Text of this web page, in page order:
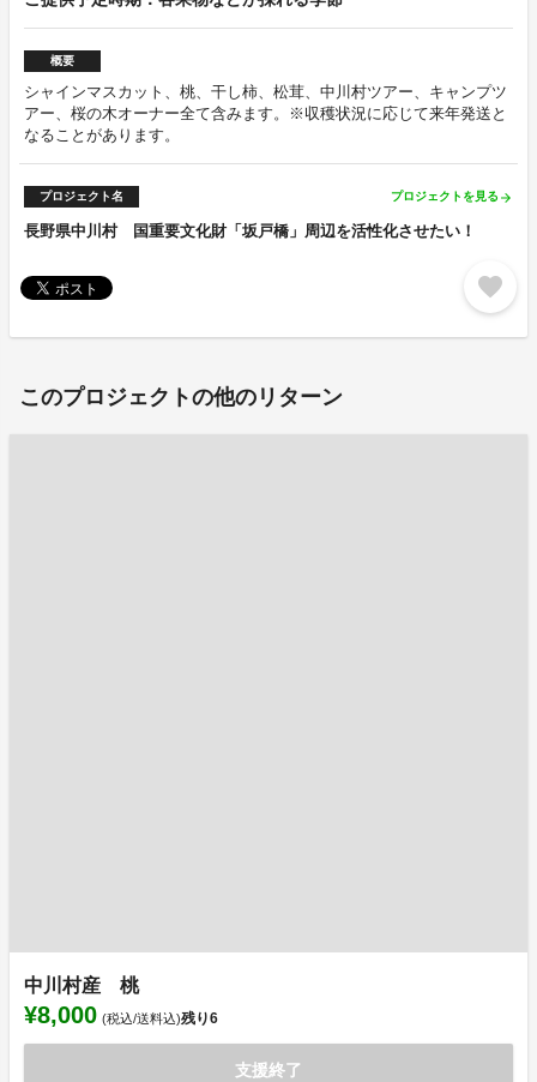
概要
シャインマスカット、桃、干し柿、松茸、中川村ツアー、キャンプツ
アー、桜の木オーナー全て含みます。※収穫状況に応じて来年発送と
なることがあります。
プロジェクト名 プロジェクトを見る arrow_forward
長野県中川村 国重要文化財「坂戸橋」周辺を活性化させたい！
favorite
このプロジェクトの他のリターン
中川村産 桃
¥8,000 (税込/送料込)残り6
支援終了